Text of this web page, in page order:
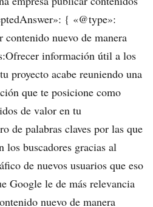
{ «@type»:
contenido nuevo de manera
información útil a los
proyecto acabe reuniendo una
que te posicione como
de valor en tu
de palabras claves por las que
los buscadores gracias al
de nuevos usuarios que eso
Google le de más relevancia
nuevo de manera